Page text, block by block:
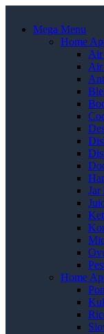
Mega Menu
Home
Air
Air
Jar
Home